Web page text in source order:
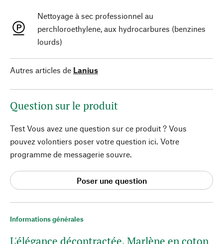
Informations générales
L'élégance décontractée. Marlène en coton
Nettoyage à sec professionnel au
perchloroethylene, aux hydrocarbures (benzines
lourds)
Autres articles de Lanius
Question sur le produit
Test Vous avez une question sur ce produit ? Vous
pouvez volontiers poser votre question ici. Votre
programme de messagerie souvre.
Poser une question